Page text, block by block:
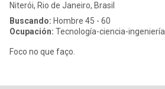
Niterói, Rio de Janeiro, Brasil
Buscando: Hombre 45 - 60
Ocupación: Tecnología-ciencia-ingeniería
Foco no que faço.